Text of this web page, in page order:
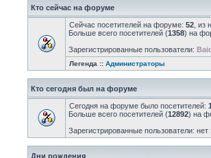
Кто сейчас на форуме
Сейчас посетителей на форуме: 52 ,
Больше всего посетителей (1358) на
Зарегистрированные пользователи:
Легенда :: Администраторы
Кто сегодня был на форуме
Сегодня на форуме было посетителей:
Больше всего посетителей (12892) на
Зарегистрированные пользователи:
Дни рождения